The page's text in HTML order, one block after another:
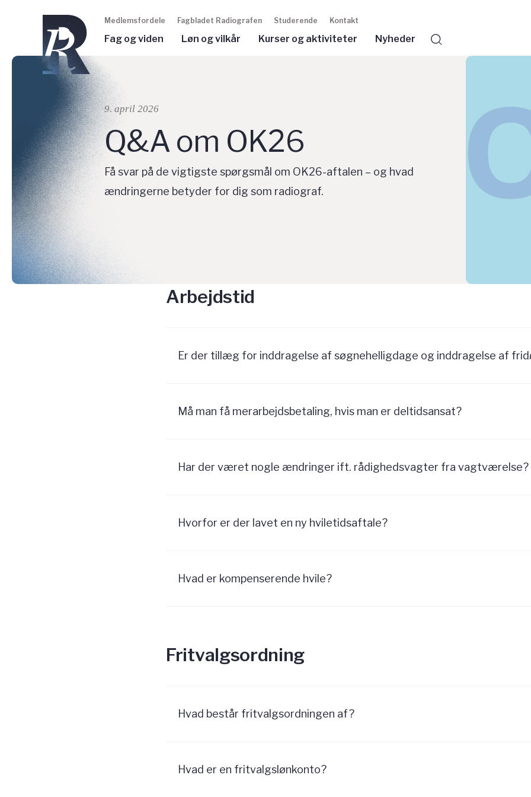
Medlemsfordele Fagbladet Radiografen Studerende Kontakt
Fag og viden Løn og vilkår Kurser og aktiviteter Nyheder
9. april 2026
Q&A om OK26
Få svar på de vigtigste spørgsmål om OK26-aftalen – og hvad
ændringerne betyder for dig som radiograf.
Arbejdstid
Er der tillæg for inddragelse af søgnehelligdage og inddragelse af
Må man få merarbejdsbetaling, hvis man er deltidsansat?
Har der været nogle ændringer ift. rådighedsvagter fra vagtværelse?
Hvorfor er der lavet en ny hviletidsaftale?
Hvad er kompenserende hvile?
Fritvalgsordning
Hvad består fritvalgsordningen af?
Hvad er en fritvalgslønkonto?